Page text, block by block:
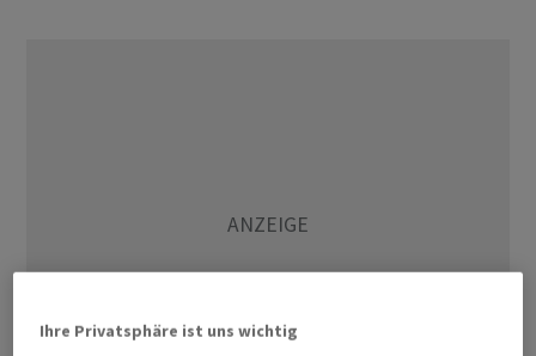
Ihre Privatsphäre ist uns wichtig